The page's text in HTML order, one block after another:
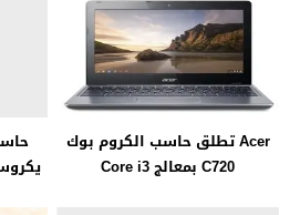
Acer تطلق حاسب الكروم بوك
C720 بمعالج Core i3
يكروسوفت